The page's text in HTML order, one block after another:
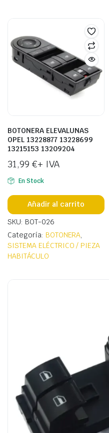
BOTONERA ELEVALUNAS
OPEL 13228877 13228699
13215153 13209204
31,99 €+ IVA
En Stock
Añadir al carrito
SKU: BOT-026
Categoría: BOTONERA,
SISTEMA ELÉCTRICO / PIEZA
HABITÁCULO